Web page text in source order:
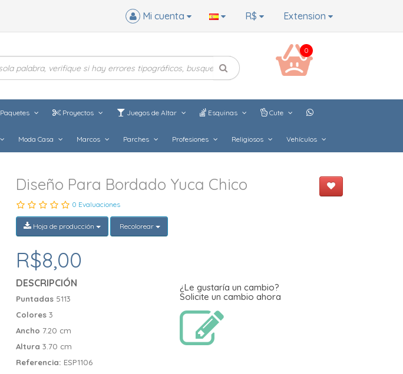
Extension
R$
Mi cuenta
0
Paquetes Proyectos Juegos de Altar Esquinas Cute
Moda Casa Marcos Parches Profesiones Religiosos Vehículos
Diseño Para Bordado Yuca Chico
0 Evaluaciones
Hoja de producción Recolorear
R$8,00
DESCRIPCIÓN
Puntadas 5113
Colores 3
Ancho 7.20 cm
Altura 3.70 cm
Referencia: ESP1106
¿Le gustaría un cambio?
Solicite un cambio ahora